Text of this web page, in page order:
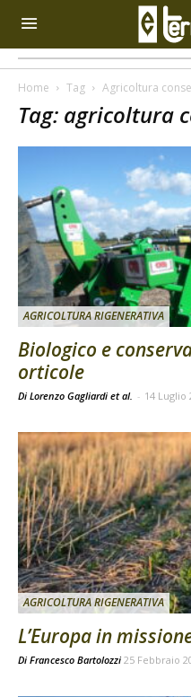
Home Tag Agricoltura
Tag: agricoltura
AGRICOLTURA RIGENERATIVA
Biologico e
orticole
Di Lorenzo Gagliardi et al. - 14 Luglio
AGRICOLTURA RIGENERATIVA
L’Europa in
Di Francesco Bartolozzi 25 Febbraio